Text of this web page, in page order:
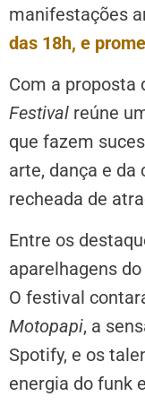
manifestações
das 18h, e
Com a proposta
Festival reúne
que fazem
arte, dança e
recheada de
Entre os
aparelhagens
O festival
Motopapi, a
Spotify, e os
energia do funk